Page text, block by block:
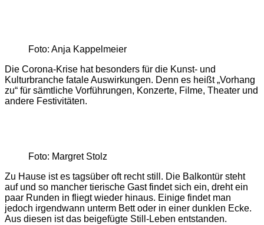
Foto: Anja Kappelmeier
Die Corona-Krise hat besonders für die Kunst- und
Kulturbranche fatale Auswirkungen. Denn es heißt „Vorhang
zu“ für sämtliche Vorführungen, Konzerte, Filme, Theater und
andere Festivitäten.
Foto: Margret Stolz
Zu Hause ist es tagsüber oft recht still. Die Balkontür steht
auf und so mancher tierische Gast findet sich ein, dreht ein
paar Runden in fliegt wieder hinaus. Einige findet man
jedoch irgendwann unterm Bett oder in einer dunklen Ecke.
Aus diesen ist das beigefügte Still-Leben entstanden.